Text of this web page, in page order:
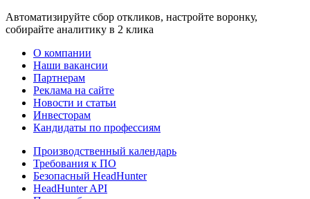
Автоматизируйте сбор откликов, настройте воронку,
собирайте аналитику в 2 клика
О компании
Наши вакансии
Партнерам
Реклама на сайте
Новости и статьи
Инвесторам
Кандидаты по профессиям
Производственный календарь
Требования к ПО
Безопасный HeadHunter
HeadHunter API